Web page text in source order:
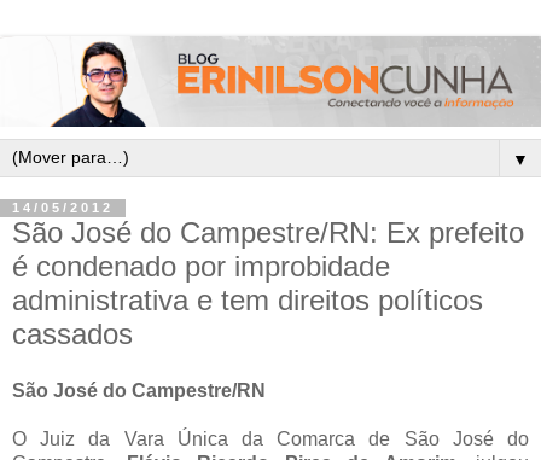
▼
14/05/2012
São José do Campestre/RN: Ex prefeito
é condenado por improbidade
administrativa e tem direitos políticos
cassados
São José do Campestre/RN
O Juiz da Vara Única da Comarca de São José do